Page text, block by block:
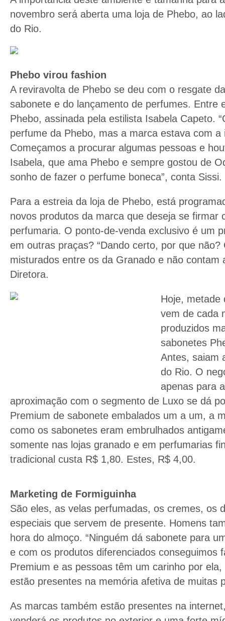
novembro será aberta uma loja de Phebo, ao
do Rio.
Phebo virou fashion
A reviravolta de Phebo se deu com o resgate
sabonete e do lançamento de perfumes. Entre
Phebo, assinada pela estilista Isabela Capeto.
perfume da Phebo, mas a marca estava com a
Começamos a procurar algumas pessoas e
Isabela, que ama Phebo e sempre gostou de
sonho de fazer o perfume boneca”, conta Sissi.
Para a estreia da loja de Phebo, está
novos produtos da marca que deseja se firmar
perfumaria. O ponto-de-venda exclusivo é um
em outras praças? “Dando certo, por que
misturados entre os da Granado e não contam
Diretora.
Hoje, metade
vem de cada
produzidos
sabonetes
Antes, saiam
do Rio. O
apenas para
aproximação com o segmento de Luxo se dá
Premium de sabonete embalados um a um, a
como os sabonetes eram embrulhados
somente nas lojas granado e em perfumarias
tradicional custa R$ 1,80. Estes, R$ 4,00.
Marketing de Formiguinha
São eles, as velas perfumadas, os cremes, os
especiais que servem de presente. Homens
hora do almoço. “Ninguém dá sabonete para
e com os produtos diferenciados conseguimos
Premium e as pessoas têm um carinho por
estão presentes na memória afetiva de muitas
As marcas também estão presentes na